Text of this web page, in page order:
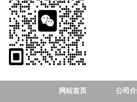
网站首页 公司